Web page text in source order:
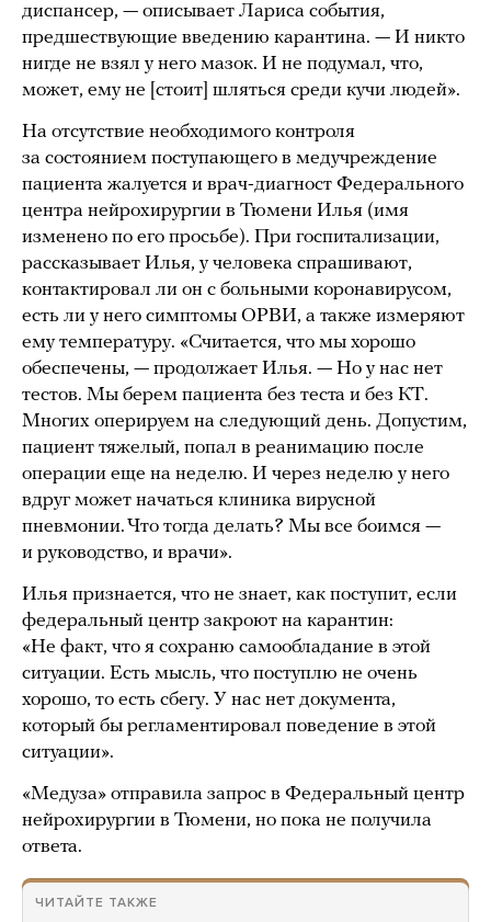
диспансер, — описывает Лариса события,
предшествующие введению карантина. — И никто
нигде не взял у него мазок. И не подумал, что,
может, ему не [стоит] шляться среди кучи людей».
На отсутствие необходимого контроля
за состоянием поступающего в медучреждение
пациента жалуется и врач-диагност Федерального
центра нейрохирургии в Тюмени Илья (имя
изменено по его просьбе). При госпитализации,
рассказывает Илья, у человека спрашивают,
контактировал ли он с больными коронавирусом,
есть ли у него симптомы ОРВИ, а также измеряют
ему температуру. «Считается, что мы хорошо
обеспечены, — продолжает Илья. — Но у нас нет
тестов. Мы берем пациента без теста и без КТ.
Многих оперируем на следующий день. Допустим,
пациент тяжелый, попал в реанимацию после
операции еще на неделю. И через неделю у него
вдруг может начаться клиника вирусной
пневмонии. Что тогда делать? Мы все боимся —
и руководство, и врачи».
Илья признается, что не знает, как поступит, если
федеральный центр закроют на карантин:
«Не факт, что я сохраню самообладание в этой
ситуации. Есть мысль, что поступлю не очень
хорошо, то есть сбегу. У нас нет документа,
который бы регламентировал поведение в этой
ситуации».
«Медуза» отправила запрос в Федеральный центр
нейрохирургии в Тюмени, но пока не получила
ответа.
ЧИТАЙТЕ ТАКЖЕ